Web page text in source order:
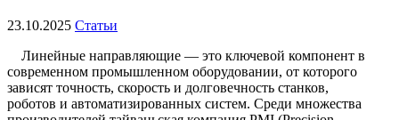
23.10.2025 Статьи
Линейные направляющие — это ключевой компонент в
современном промышленном оборудовании, от которого
зависят точность, скорость и долговечность станков,
роботов и автоматизированных систем. Среди множества